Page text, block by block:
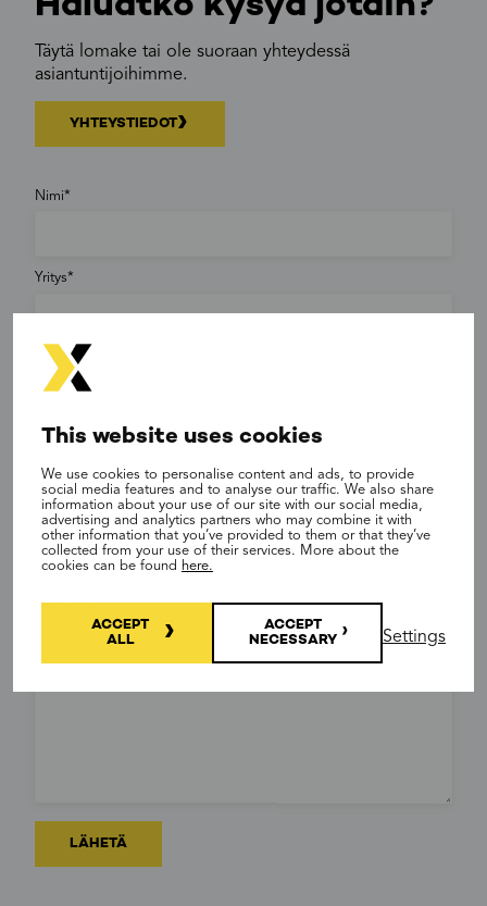
This website uses cookies
We use cookies to personalise content and ads, to provide
social media features and to analyse our traffic. We also share
information about your use of our site with our social media,
advertising and analytics partners who may combine it with
other information that you’ve provided to them or that they’ve
collected from your use of their services. More about the
cookies can be found here.
ACCEPT
ALL
ACCEPT
NECESSARY
Settings
Täytä lomake tai ole suoraan yhteydessä
asiantuntijoihimme.
YHTEYSTIEDOT
Nimi
Yritys
Maa
Puhelin
Sähköposti
Lisätiedot